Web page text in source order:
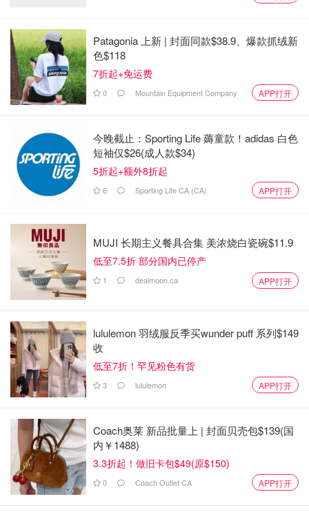
Patagonia 上新 | 封面同款$38.9、爆款抓绒新
色$118
7折起+免运费
0 Mountain Equipment Company APP打开
今晚截止：Sporting Life 薅童款！adidas 白色
短袖仅$26(成人款$34)
5折起+额外8折起
6 Sporting Life CA (CA) APP打开
MUJI 长期主义餐具合集 美浓烧白瓷碗$11.9
低至7.5折 部分国内已停产
1 dealmoon.ca APP打开
lululemon 羽绒服反季买wunder puff 系列$149
收
低至7折！罕见粉色有货
3 lululemon APP打开
Coach奥莱 新品批量上 | 封面贝壳包$139(国
内￥1488)
3.3折起！做旧卡包$49(原$150)
0 Coach Outlet CA APP打开